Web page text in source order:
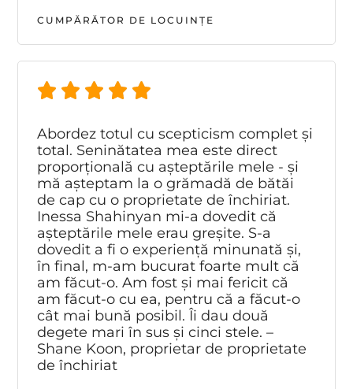
CUMPĂRĂTOR DE LOCUINȚE
Abordez totul cu scepticism complet și
total. Seninătatea mea este direct
proporțională cu așteptările mele - și
mă așteptam la o grămadă de bătăi
de cap cu o proprietate de închiriat.
Inessa Shahinyan mi-a dovedit că
așteptările mele erau greșite. S-a
dovedit a fi o experiență minunată și,
în final, m-am bucurat foarte mult că
am făcut-o. Am fost și mai fericit că
am făcut-o cu ea, pentru că a făcut-o
cât mai bună posibil. Îi dau două
degete mari în sus și cinci stele. –
Shane Koon, proprietar de proprietate
de închiriat